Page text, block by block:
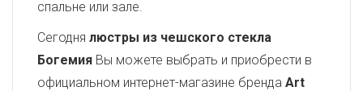
спальне или зале.
Сегодня люстры из чешского стекла
Богемия Вы можете выбрать и приобрести в
официальном интернет-магазине бренда Art